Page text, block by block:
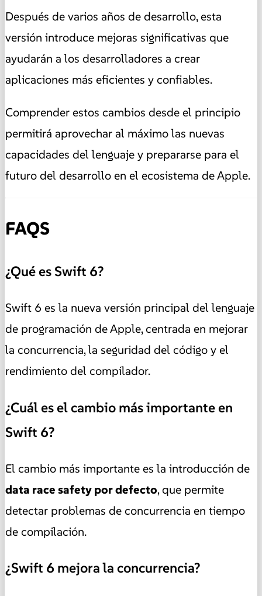
Después de varios años de desarrollo, esta
versión introduce mejoras significativas que
ayudarán a los desarrolladores a crear
aplicaciones más eficientes y confiables.
Comprender estos cambios desde el principio
permitirá aprovechar al máximo las nuevas
capacidades del lenguaje y prepararse para el
futuro del desarrollo en el ecosistema de Apple.
FAQS
¿Qué es Swift 6?
Swift 6 es la nueva versión principal del lenguaje
de programación de Apple, centrada en mejorar
la concurrencia, la seguridad del código y el
rendimiento del compilador.
¿Cuál es el cambio más importante en
Swift 6?
El cambio más importante es la introducción de
data race safety por defecto, que permite
detectar problemas de concurrencia en tiempo
de compilación.
¿Swift 6 mejora la concurrencia?